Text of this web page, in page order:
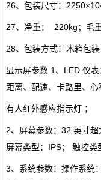
26、包装尺寸：
27、净重： 220kg；毛
28、包装方式：木箱包装
显示屏参数 1、LED 仪
距离、配速、卡路里、心
有人红外感应指示灯 ；
2、屏幕参数：32 英寸超
屏幕类型：IPS； 触控类
3、系统参数：操作系统